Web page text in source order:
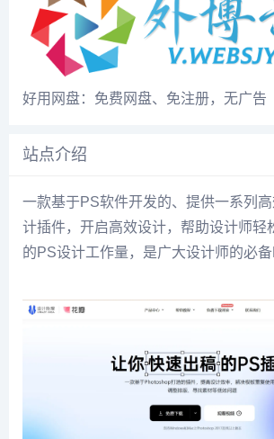
好用网盘：免费网盘、免注册，无广告
站点介绍
一款基于PS软件开发的、提供一系列
计插件，开启高效设计，帮助设计师轻
的PS设计工作量，是广大设计师的必